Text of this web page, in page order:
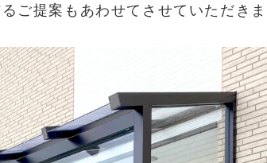
ご提案もあわせてさせていただきま